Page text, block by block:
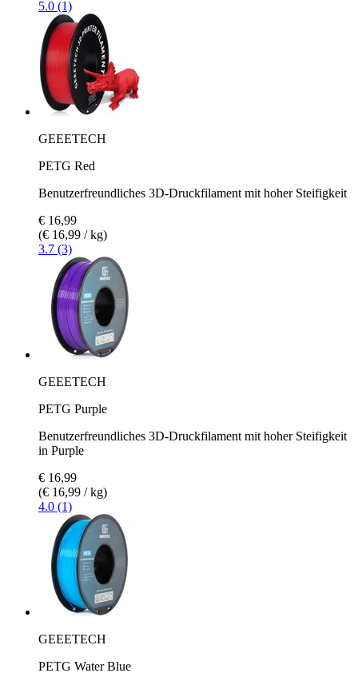
5.0 (1)
GEEETECH
PETG Red
Benutzerfreundliches 3D-Druckfilament mit hoher Steifigkeit
€ 16,99
(€ 16,99 / kg)
3.7 (3)
GEEETECH
PETG Purple
Benutzerfreundliches 3D-Druckfilament mit hoher Steifigkeit
in Purple
€ 16,99
(€ 16,99 / kg)
4.0 (1)
GEEETECH
PETG Water Blue